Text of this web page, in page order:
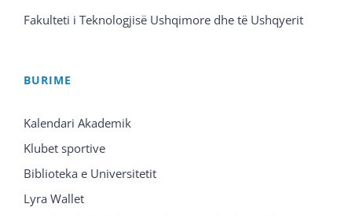
Fakulteti i Teknologjisë Ushqimore dhe të Ushqyerit
BURIME
Kalendari Akademik
Klubet sportive
Biblioteka e Universitetit
Lyra Wallet